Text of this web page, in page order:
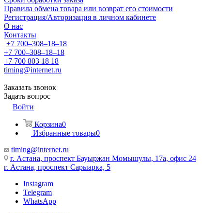
Правила обмена товара или возврат его стоимости
Регистрация/Авторизация в личном кабинете
О нас
Контакты
+7 700‒308‒18‒18
+7 700‒308‒18‒18
+7 700 803 18 18
timing@internet.ru
Заказать звонок
Задать вопрос
Войти
Корзина0
Избранные товары0
timing@internet.ru
г. Астана, проспект Бауыржан Момышулы, 17а, офис 24
г. Астана, проспект Сарыарка, 5
Instagram
Telegram
WhatsApp